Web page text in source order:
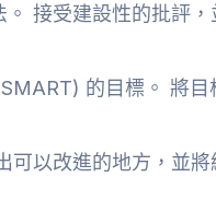
接受建設性的批評，
的目標。 將目
可以改進的地方，並將